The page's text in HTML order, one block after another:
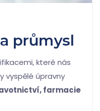
průmysl
které nás
vyspělé úpravny
farmacie